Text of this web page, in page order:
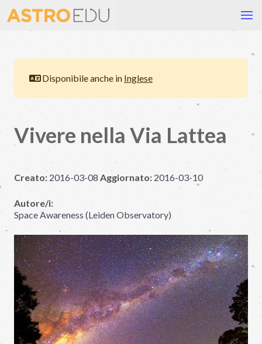
Disponibile anche in Inglese
Vivere nella Via Lattea
Creato: 2016-03-08 Aggiornato: 2016-03-10
Autore/i:
Space Awareness (Leiden Observatory)